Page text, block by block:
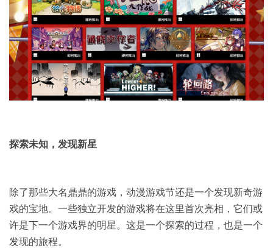
探索未知，发现新星
除了那些大名鼎鼎的游戏，动漫游戏节还是一个发现新奇游
戏的宝地。一些独立开发的游戏将在这里首次亮相，它们或
许是下一个游戏界的明星。这是一个探索的过程，也是一个
发现的旅程。